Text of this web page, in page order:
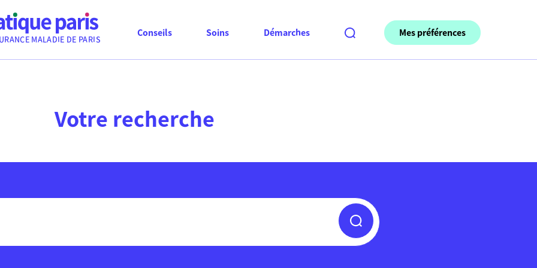
MALADIE DE PARIS
Conseils Soins Démarches Mes préférences
Votre recherche